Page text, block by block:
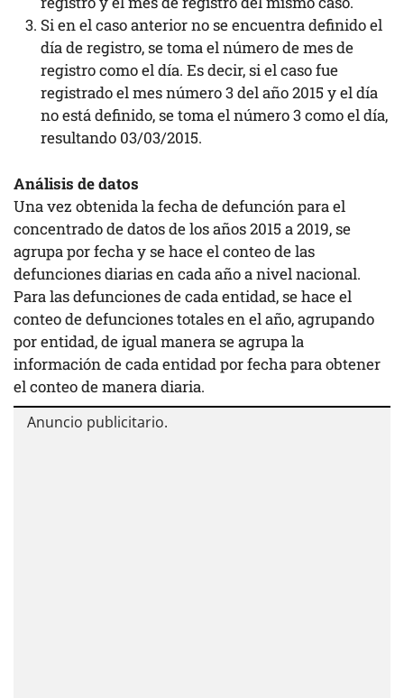
Si en el caso anterior no se encuentra definido el
día de registro, se toma el número de mes de
registro como el día. Es decir, si el caso fue
registrado el mes número 3 del año 2015 y el día
no está definido, se toma el número 3 como el día,
resultando 03/03/2015.
Análisis de datos
Una vez obtenida la fecha de defunción para el
concentrado de datos de los años 2015 a 2019, se
agrupa por fecha y se hace el conteo de las
defunciones diarias en cada año a nivel nacional.
Para las defunciones de cada entidad, se hace el
conteo de defunciones totales en el año, agrupando
por entidad, de igual manera se agrupa la
información de cada entidad por fecha para obtener
el conteo de manera diaria.